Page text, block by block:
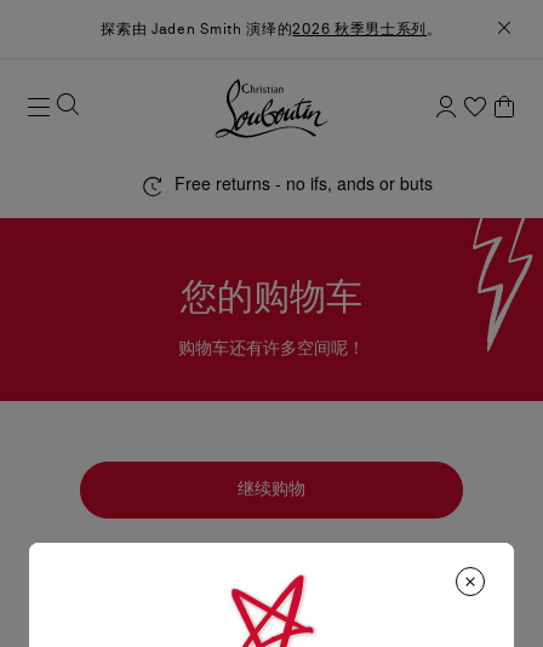
探索由 Jaden Smith 演绎的2026 秋季男士系列 。
Free returns - no ifs, ands or buts
您的购物车
购物车还有许多空间呢！
继续购物